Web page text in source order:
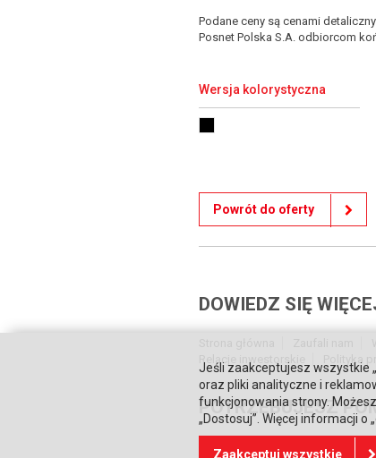
Podane ceny są cenami
Posnet Polska S.A. odbiorcom
Wersja kolorystyczna
Powrót do oferty
DOWIEDZ SIĘ
POTRZEBUJESZ
Jeśli zaakceptujesz wszystkie
oraz pliki analityczne i
funkcjonowania strony.
„Dostosuj”. Więcej informacji o
Zaakceptuj wszystkie